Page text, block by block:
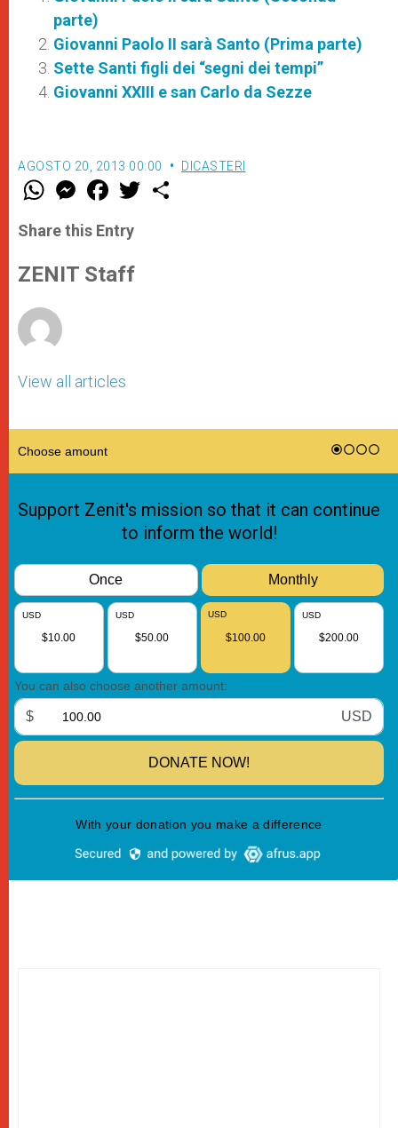
parte)
Giovanni Paolo II sarà Santo (Prima parte)
Sette Santi figli dei “segni dei tempi”
Giovanni XXIII e san Carlo da Sezze
AGOSTO 20, 2013 00:00 DICASTERI
W
t
s
p
p
M
e
s
e
g
e
F
a
e
b
o
k
w
Share this Entry
ZENIT Staff
View all articles